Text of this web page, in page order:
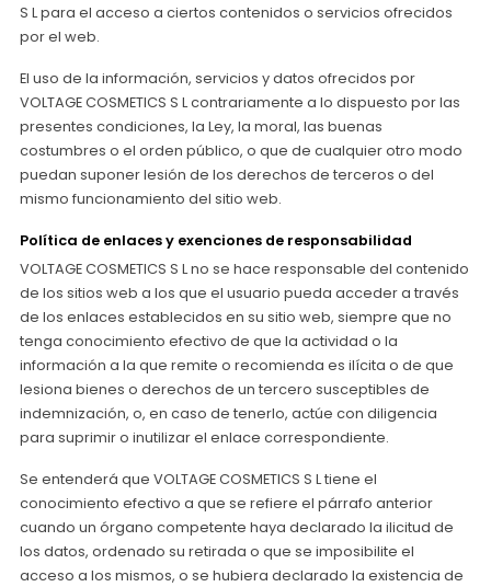
S L para el acceso a ciertos contenidos o servicios ofrecidos
por el web.
El uso de la información, servicios y datos ofrecidos por
VOLTAGE COSMETICS S L contrariamente a lo dispuesto por las
presentes condiciones, la Ley, la moral, las buenas
costumbres o el orden público, o que de cualquier otro modo
puedan suponer lesión de los derechos de terceros o del
mismo funcionamiento del sitio web.
Política de enlaces y exenciones de responsabilidad
VOLTAGE COSMETICS S L no se hace responsable del contenido
de los sitios web a los que el usuario pueda acceder a través
de los enlaces establecidos en su sitio web, siempre que no
tenga conocimiento efectivo de que la actividad o la
información a la que remite o recomienda es ilícita o de que
lesiona bienes o derechos de un tercero susceptibles de
indemnización, o, en caso de tenerlo, actúe con diligencia
para suprimir o inutilizar el enlace correspondiente.
Se entenderá que VOLTAGE COSMETICS S L tiene el
conocimiento efectivo a que se refiere el párrafo anterior
cuando un órgano competente haya declarado la ilicitud de
los datos, ordenado su retirada o que se imposibilite el
acceso a los mismos, o se hubiera declarado la existencia de